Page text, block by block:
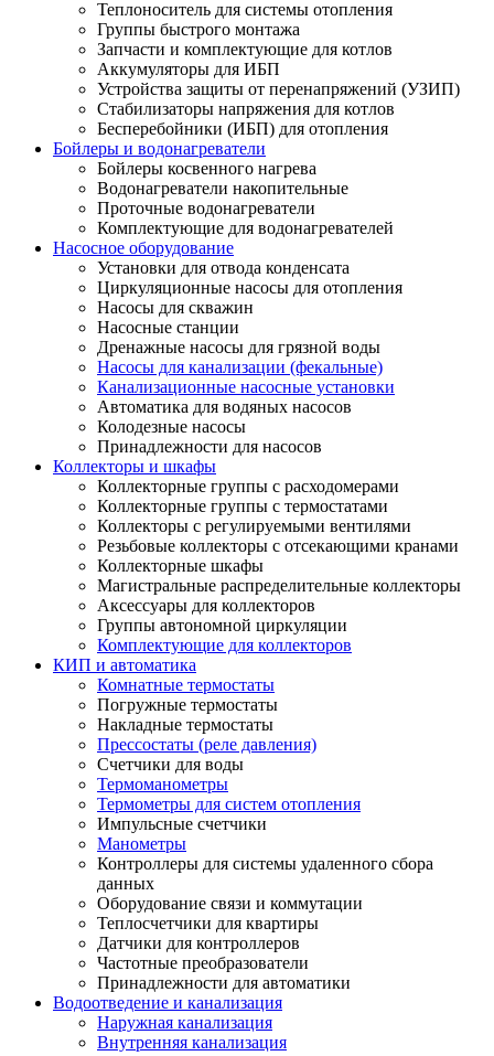
Теплоноситель для системы отопления
Группы быстрого монтажа
Запчасти и комплектующие для котлов
Аккумуляторы для ИБП
Устройства защиты от перенапряжений (УЗИП)
Стабилизаторы напряжения для котлов
Бесперебойники (ИБП) для отопления
Бойлеры и водонагреватели
Бойлеры косвенного нагрева
Водонагреватели накопительные
Проточные водонагреватели
Комплектующие для водонагревателей
Насосное оборудование
Установки для отвода конденсата
Циркуляционные насосы для отопления
Насосы для скважин
Насосные станции
Дренажные насосы для грязной воды
Насосы для канализации (фекальные)
Канализационные насосные установки
Автоматика для водяных насосов
Колодезные насосы
Принадлежности для насосов
Коллекторы и шкафы
Коллекторные группы с расходомерами
Коллекторные группы с термостатами
Коллекторы с регулируемыми вентилями
Резьбовые коллекторы с отсекающими кранами
Коллекторные шкафы
Магистральные распределительные коллекторы
Аксессуары для коллекторов
Группы автономной циркуляции
Комплектующие для коллекторов
КИП и автоматика
Комнатные термостаты
Погружные термостаты
Накладные термостаты
Прессостаты (реле давления)
Счетчики для воды
Термоманометры
Термометры для систем отопления
Импульсные счетчики
Манометры
Контроллеры для системы удаленного сбора
данных
Оборудование связи и коммутации
Теплосчетчики для квартиры
Датчики для контроллеров
Частотные преобразователи
Принадлежности для автоматики
Водоотведение и канализация
Наружная канализация
Внутренняя канализация